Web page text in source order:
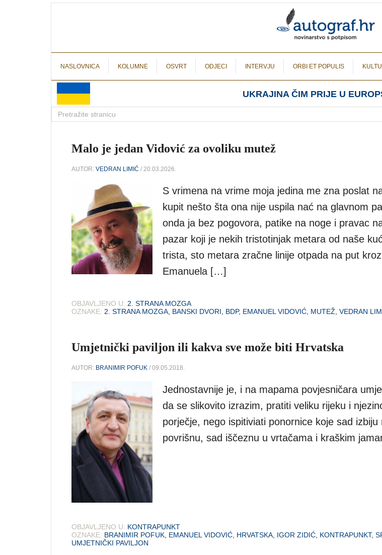
NASLOVNICA KOLUMNE OSVRT ODJECI INTERVJU ORBI ET POPULIS
UKRAJINA ČIM PRIJE U
Malo je jedan Vidović za ovoliku mutež
AUTOR: VEDRAN LIMIĆ / 20.03.2026.
S vrimena na vrime moja jedina me zna poslat
kupit nešto šta ona nije uspila nać na glavnom
onda ja bez pogovora, patike na noge i pravac
pazar koji je nekih tristotinjak metara od naše
trista, sto metara zračne linije otpada na put
Emanuela […]
OBJAVLJENO U: 2. STRANA MOZGA
OZNAKE: 2. STRANA MOZGA BANSKI DVORI BDP, EMANUEL VIDOVIĆ MUTEŽ VEDRAN
Umjetnički paviljon ili kakva sve može biti Hrvatska
AUTOR: BRANIMIR POFUK / 09.05.2018.
Jednostavnije je, i na mapama povjesničara
da se slikovito izrazim, pratiti veliku rijeku i
porječje, nego ispitiviati ponornice koje sad izbiju
povrišnu, sad iščeznu u vrtačama i kraškim
OBJAVLJENO U: KONTRAPUNKT
OZNAKE: BRANIMIR POFUK EMANUEL VIDOVIĆ HRVATSKA IGOR ZIDIĆ KONTRAPUNKT,
UMJETNIČKI PAVILJON